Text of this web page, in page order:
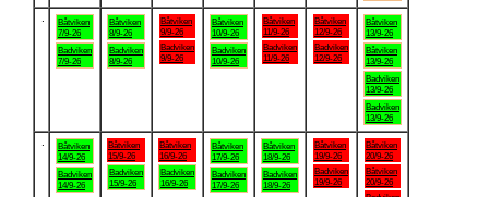
Båtviken
7/9-26
Badviken
7/9-26
Båtviken
8/9-26
Badviken
8/9-26
Båtviken
9/9-26
Badviken
9/9-26
Båtviken
10/9-26
Badviken
10/9-26
Båtviken
11/9-26
Badviken
11/9-26
Båtviken
12/9-26
Badviken
12/9-26
Båtviken
13/9-26
Båtviken
13/9-26
Badviken
13/9-26
Badviken
13/9-26
Båtviken
14/9-26
Badviken
14/9-26
Båtviken
15/9-26
Badviken
15/9-26
Båtviken
16/9-26
Badviken
16/9-26
Båtviken
17/9-26
Badviken
17/9-26
Båtviken
18/9-26
Badviken
18/9-26
Båtviken
19/9-26
Badviken
19/9-26
Båtviken
20/9-26
Båtviken
20/9-26